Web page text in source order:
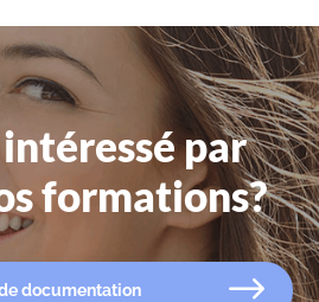
par
formations?
documentation